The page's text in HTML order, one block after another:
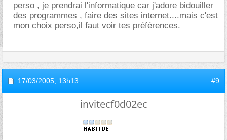
perso , je prendrai l'informatique car j'adore bidouiller
des programmes , faire des sites internet....mais c'est
mon choix perso,il faut voir tes préférences.
17/03/2005, 13h13 #9
invitecf0d02ec